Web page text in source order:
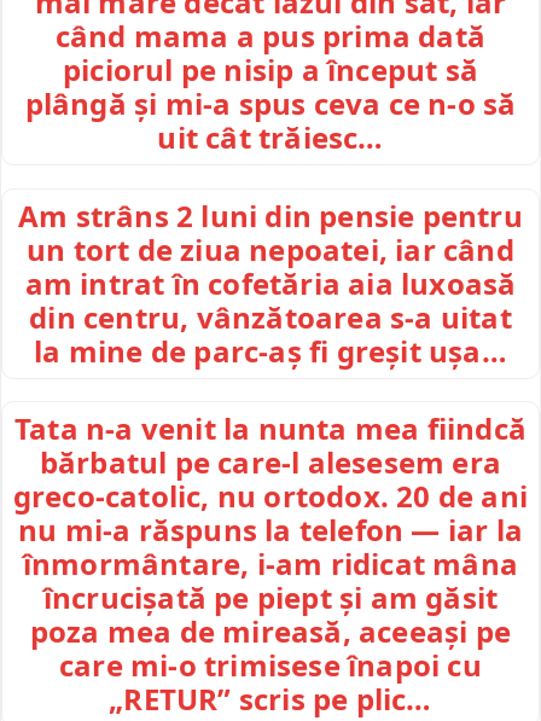
când mama a pus prima dată
piciorul pe nisip a început să
plângă și mi-a spus ceva ce n-o să
uit cât trăiesc…
Am strâns 2 luni din pensie pentru
un tort de ziua nepoatei, iar când
am intrat în cofetăria aia luxoasă
din centru, vânzătoarea s-a uitat
la mine de parc-aș fi greșit ușa…
Tata n-a venit la nunta mea fiindcă
bărbatul pe care-l alesesem era
greco-catolic, nu ortodox. 20 de ani
nu mi-a răspuns la telefon — iar la
înmormântare, i-am ridicat mâna
încrucișată pe piept și am găsit
poza mea de mireasă, aceeași pe
care mi-o trimisese înapoi cu
„RETUR” scris pe plic…